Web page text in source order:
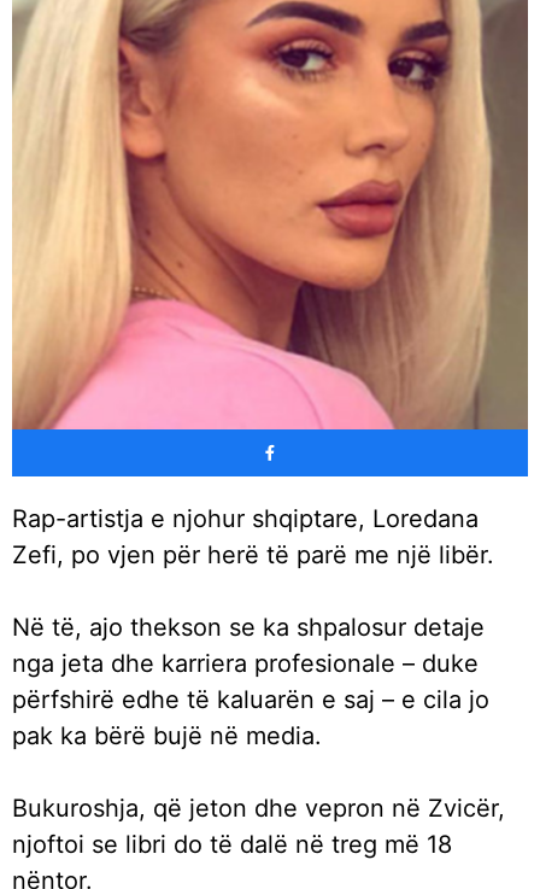
Rap-artistja e njohur shqiptare, Loredana
Zefi, po vjen për herë të parë me një libër.
Në të, ajo thekson se ka shpalosur detaje
nga jeta dhe karriera profesionale – duke
përfshirë edhe të kaluarën e saj – e cila jo
pak ka bërë bujë në media.
Bukuroshja, që jeton dhe vepron në Zvicër,
njoftoi se libri do të dalë në treg më 18
nëntor.